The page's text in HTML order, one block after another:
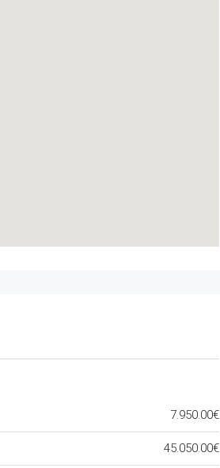
7.950.00€
45.050.00€